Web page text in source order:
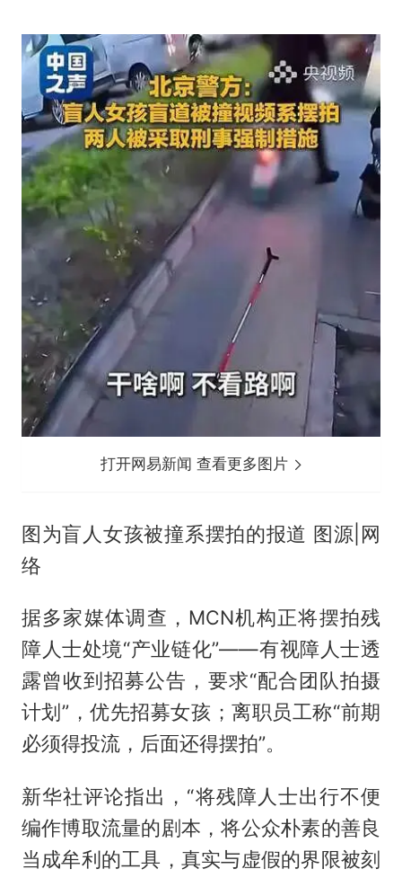
打开网易新闻 查看更多图片
图为盲人女孩被撞系摆拍的报道 图源|网
络
据多家媒体调查，MCN机构正将摆拍残
障人士处境“产业链化”——有视障人士透
露曾收到招募公告，要求“配合团队拍摄
计划”，优先招募女孩；离职员工称“前期
必须得投流，后面还得摆拍”。
新华社评论指出，“将残障人士出行不便
编作博取流量的剧本，将公众朴素的善良
当成牟利的工具，真实与虚假的界限被刻